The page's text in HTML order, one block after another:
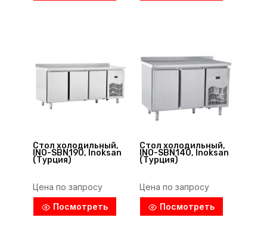
Стол холодильный,
INO-SBN190, Inoksan
(Турция)
Цена по запросу
Посмотреть
Стол холодильный,
INO-SBN140, Inoksan
(Турция)
Цена по запросу
Посмотреть